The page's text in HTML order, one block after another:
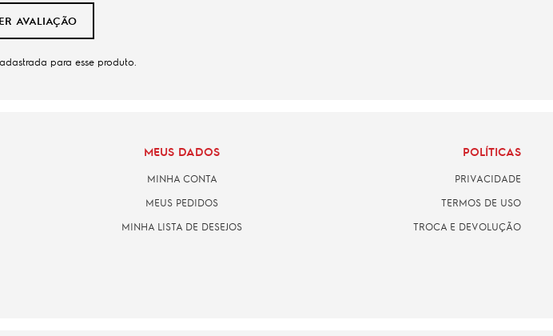
AVALIAÇÃO
para esse produto.
MEUS DADOS
MINHA CONTA
MEUS PEDIDOS
MINHA LISTA DE DESEJOS
POLÍTICAS
PRIVACIDADE
TERMOS DE USO
TROCA E DEVOLUÇÃO